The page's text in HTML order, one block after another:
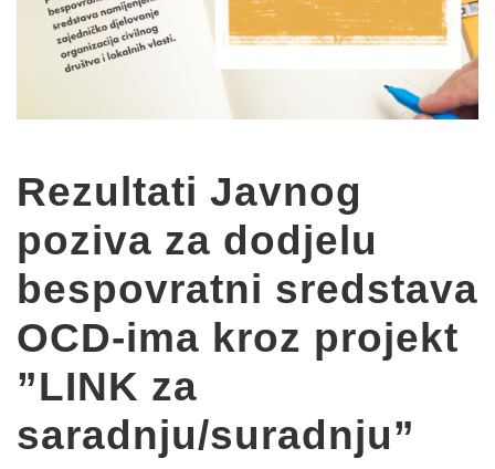
Rezultati Javnog
poziva za dodjelu
bespovratni sredstava
OCD-ima kroz projekt
”LINK za
saradnju/suradnju”